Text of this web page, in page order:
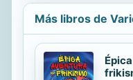
Más libros de